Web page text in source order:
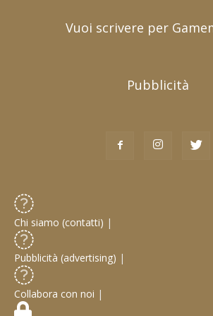
Vuoi scrivere per
Pubblicità
Chi siamo (contatti) |
Pubblicità (advertising) |
Collabora con noi |